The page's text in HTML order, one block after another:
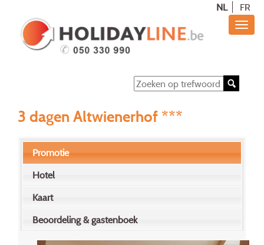
NL FR
3 dagen Altwienerhof ***
Promotie
Hotel
Kaart
Beoordeling & gastenboek